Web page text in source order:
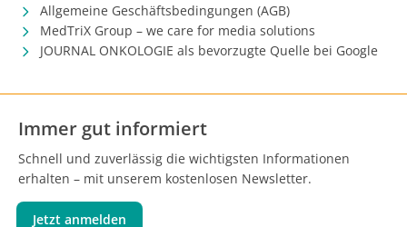
Allgemeine Geschäftsbedingungen (AGB)
MedTriX Group – we care for media solutions
JOURNAL ONKOLOGIE als bevorzugte Quelle bei Google
Immer gut informiert
Schnell und zuverlässig die wichtigsten Informationen
erhalten – mit unserem kostenlosen Newsletter.
Jetzt anmelden